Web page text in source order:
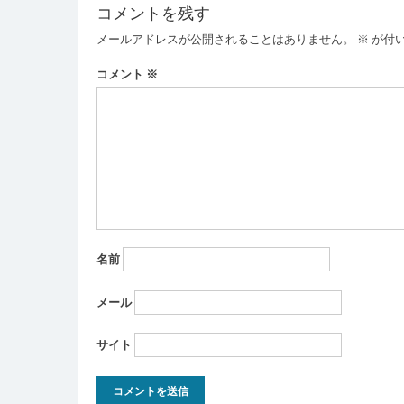
ゲ
ー
シ
コメントを残す
メールアドレスが公開されることはありません。 ※ が付
コメント ※
名前
メール
サイト